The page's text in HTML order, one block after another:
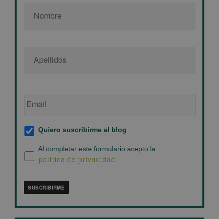
de
Suscripción
al
blog
*
Quiero suscribirme al blog
Política
de
Al completar este formulario acepto la
política de privacidad
SUSCRIBIRME